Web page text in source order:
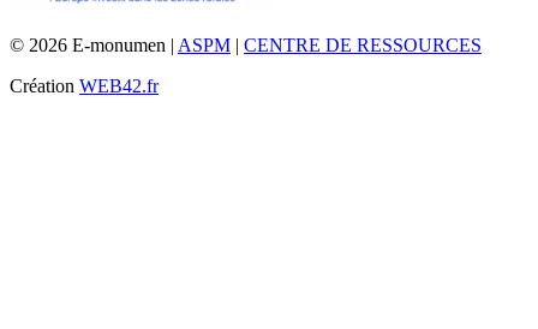
© 2026 E-monumen | ASPM | CENTRE DE RESSOURCES
Création WEB42.fr